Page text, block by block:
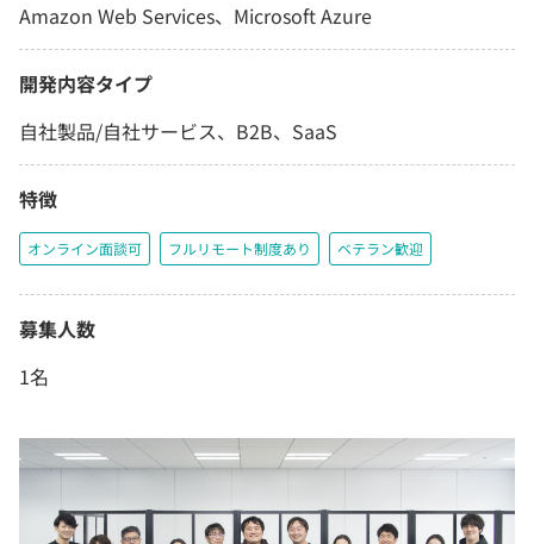
Amazon Web Services、Microsoft Azure
開発内容タイプ
自社製品/自社サービス、B2B、SaaS
特徴
オンライン面談可 フルリモート制度あり ベテラン歓迎
募集人数
1名